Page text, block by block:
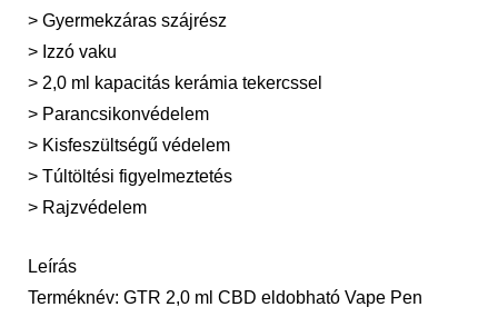
> Gyermekzáras szájrész
> Izzó vaku
> 2,0 ml kapacitás kerámia tekercssel
> Parancsikonvédelem
> Kisfeszültségű védelem
> Túltöltési figyelmeztetés
> Rajzvédelem
Leírás
Terméknév: GTR 2,0 ml CBD eldobható Vape Pen